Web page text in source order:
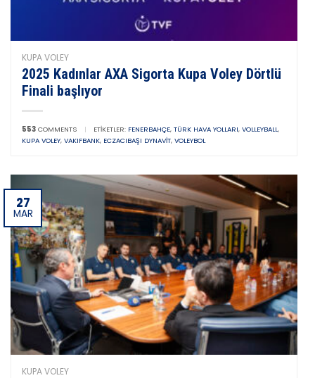
KUPA VOLEY
2025 Kadınlar AXA Sigorta Kupa Voley Dörtlü
Finali başlıyor
553 COMMENTS | ETIKETLER: FENERBAHÇE, TÜRK HAVA YOLLARI, VOLLEYBALL,
KUPA VOLEY, VAKIFBANK, ECZACIBAŞI DYNAVIT, VOLEYBOL
27
MAR
KUPA VOLEY